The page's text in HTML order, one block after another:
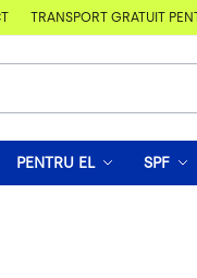
TRANSPORT GRATUIT
PENTRU EL SPF